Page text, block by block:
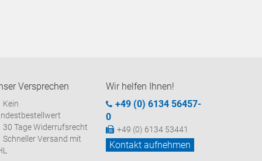
Versprechen
Kein
30 Tage Widerrufsrecht
Schneller Versand mit
Wir helfen Ihnen!
+49 (0) 6134 56457-
0
+49 (0) 6134 53441
Kontakt aufnehmen